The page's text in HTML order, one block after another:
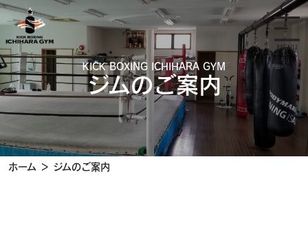
KICK BOXING ICHIHARA GYM
ジムのご案内
ホーム ＞ ジムのご案内